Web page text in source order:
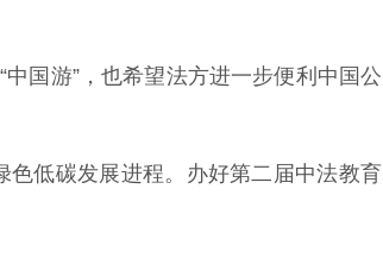
国游”，也希望法方进一步便利中国公
低碳发展进程。办好第二届中法教育